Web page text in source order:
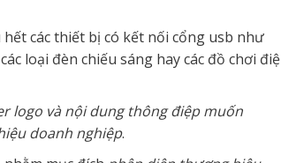
các thiết bị có kết nối cổng usb như
loại đèn chiếu sáng hay các đồ chơi
logo và nội dung thông điệp muốn
doanh nghiệp.